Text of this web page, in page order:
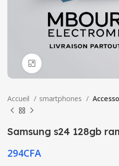
Accueil smartphones
Samsung s24 128gb
294CFA